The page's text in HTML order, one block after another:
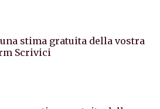
una stima gratuita della vostra
Scrivici